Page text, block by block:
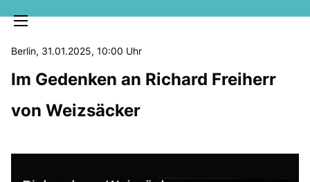
Berlin, 31.01.2025, 10:00 Uhr
Im Gedenken an Richard Freiherr
von Weizsäcker